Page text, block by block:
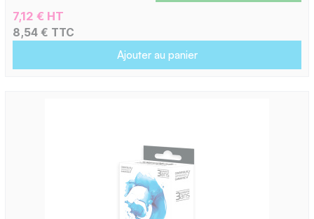
7,12 € HT
8,54 € TTC
Ajouter au panier